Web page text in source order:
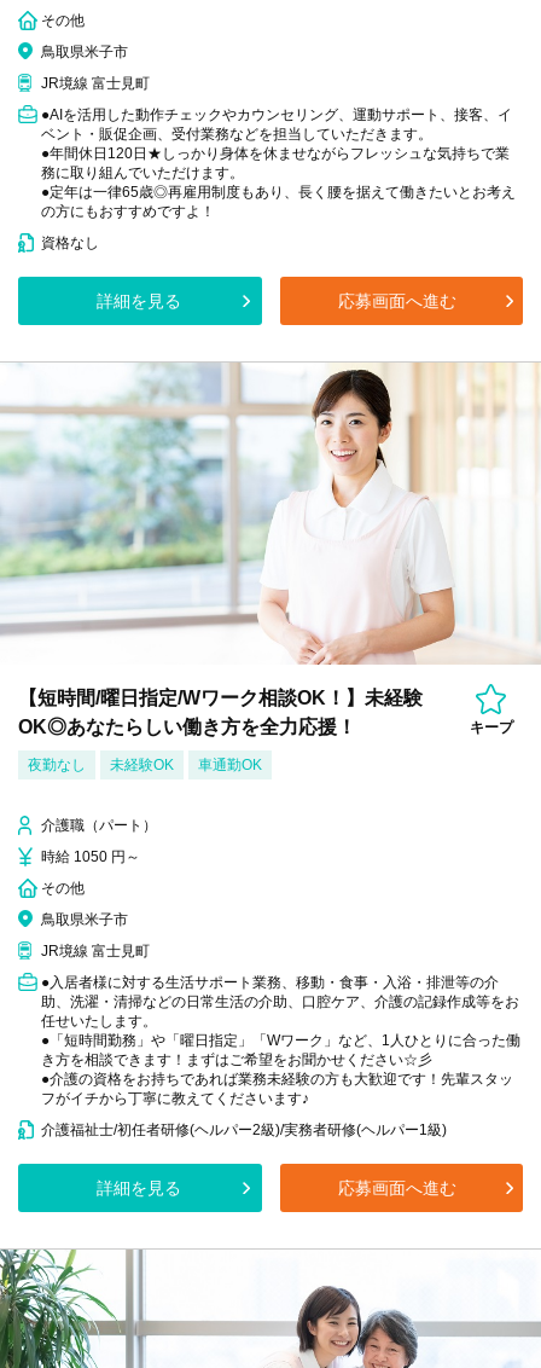
その他
鳥取県米子市
JR境線 富士見町
●AIを活用した動作チェックやカウンセリング、運動サポート、接客、イ
ベント・販促企画、受付業務などを担当していただきます。
●年間休日120日★しっかり身体を休ませながらフレッシュな気持ちで業
務に取り組んでいただけます。
●定年は一律65歳◎再雇用制度もあり、長く腰を据えて働きたいとお考え
の方にもおすすめですよ！
資格なし
詳細を見る 応募画面へ進む
【短時間/曜日指定/Wワーク相談OK！】未経験
OK◎あなたらしい働き方を全力応援！
キープ
夜勤なし 未経験OK 車通勤OK
介護職（パート）
時給 1050 円～
その他
鳥取県米子市
JR境線 富士見町
●入居者様に対する生活サポート業務、移動・食事・入浴・排泄等の介
助、洗濯・清掃などの日常生活の介助、口腔ケア、介護の記録作成等をお
任せいたします。
●「短時間勤務」や「曜日指定」「Wワーク」など、1人ひとりに合った働
き方を相談できます！まずはご希望をお聞かせください☆彡
●介護の資格をお持ちであれば業務未経験の方も大歓迎です！先輩スタッ
フがイチから丁寧に教えてくださいます♪
介護福祉士/初任者研修(ヘルパー2級)/実務者研修(ヘルパー1級)
詳細を見る 応募画面へ進む